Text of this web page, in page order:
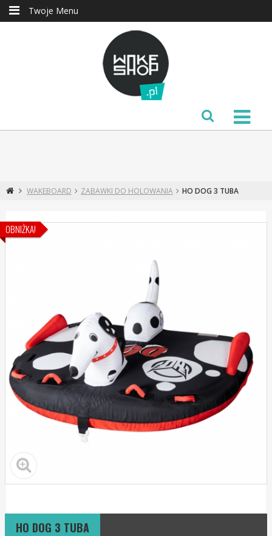
Twoje Menu
WAKEBOARD ZABAWKI DO HOLOWANIA HO DOG 3 TUBA
OBNIŻKA!
HO DOG 3 TUBA